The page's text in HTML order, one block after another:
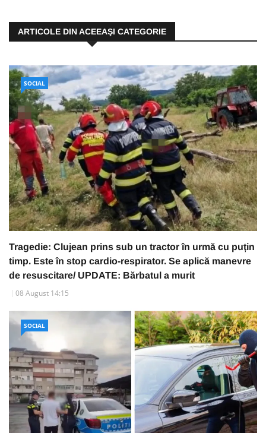
ARTICOLE DIN ACEEAŞI CATEGORIE
SOCIAL
Tragedie: Clujean prins sub un tractor în urmă cu puțin
timp. Este în stop cardio-respirator. Se aplică manevre
de resuscitare/ UPDATE: Bărbatul a murit
08 August 14:15
SOCIAL